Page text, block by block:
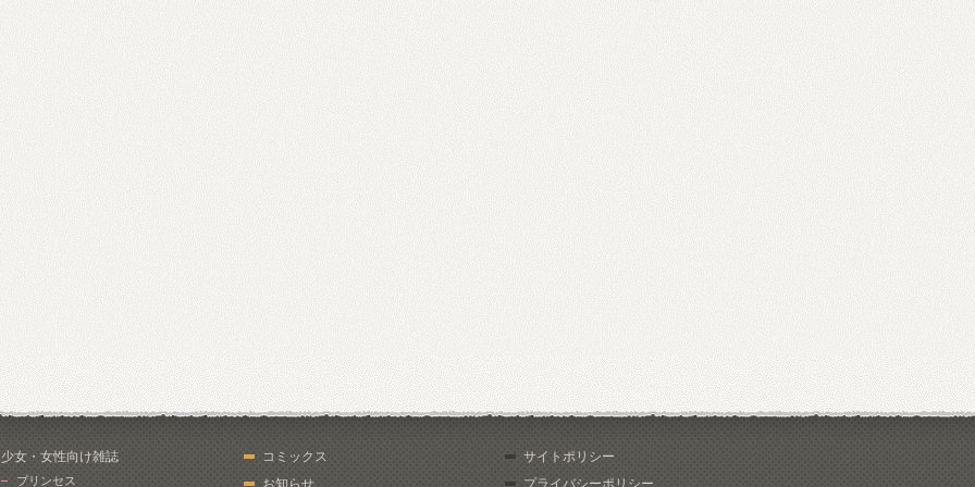
少女・女性向け雑誌
プリンセス
コミックス
お知らせ
サイトポリシー
プライバシーポリシー